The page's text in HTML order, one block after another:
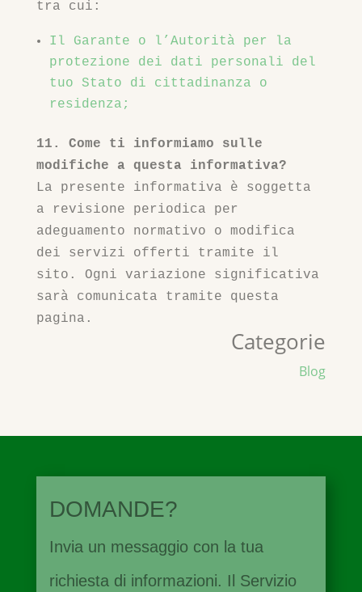
tra cui:
Il Garante o l’Autorità per la
protezione dei dati personali del
tuo Stato di cittadinanza o
residenza;
11. Come ti informiamo sulle
modifiche a questa informativa?
La presente informativa è soggetta
a revisione periodica per
adeguamento normativo o modifica
dei servizi offerti tramite il
sito. Ogni variazione significativa
sarà comunicata tramite questa
pagina.
Categorie
Blog
DOMANDE?
Invia un messaggio con la tua
richiesta di informazioni. Il Servizio